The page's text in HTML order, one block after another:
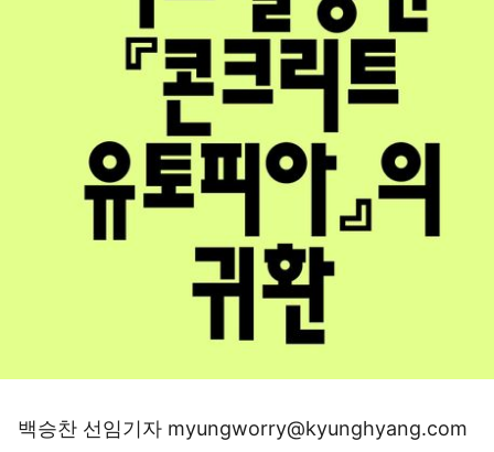
백승찬 선임기자 myungworry@kyunghyang.com